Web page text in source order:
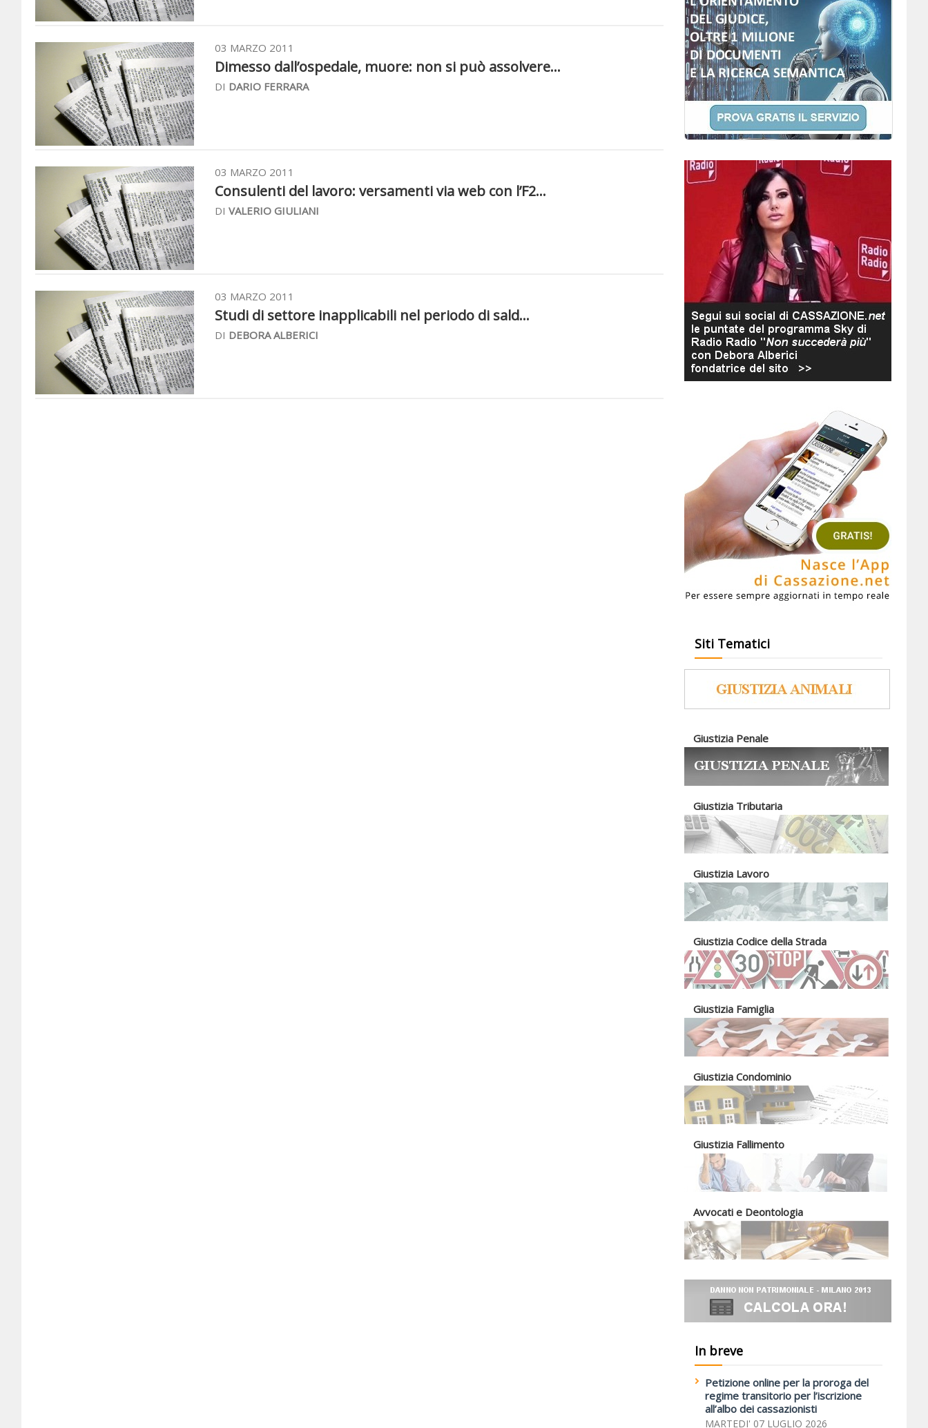
03 MARZO 2011
Dimesso dall’ospedale, muore: non si può assolvere...
DI DARIO FERRARA
03 MARZO 2011
Consulenti del lavoro: versamenti via web con l’F2...
DI VALERIO GIULIANI
03 MARZO 2011
Studi di settore inapplicabili nel periodo di sald...
DI DEBORA ALBERICI
Siti Tematici
Giustizia Penale
Giustizia Tributaria
Giustizia Lavoro
Giustizia Codice della Strada
Giustizia Famiglia
Giustizia Condominio
Giustizia Fallimento
Avvocati e Deontologia
In breve
Petizione online per la proroga del
regime transitorio per l’iscrizione
all’albo dei cassazionisti
MARTEDI' 07 LUGLIO 2026